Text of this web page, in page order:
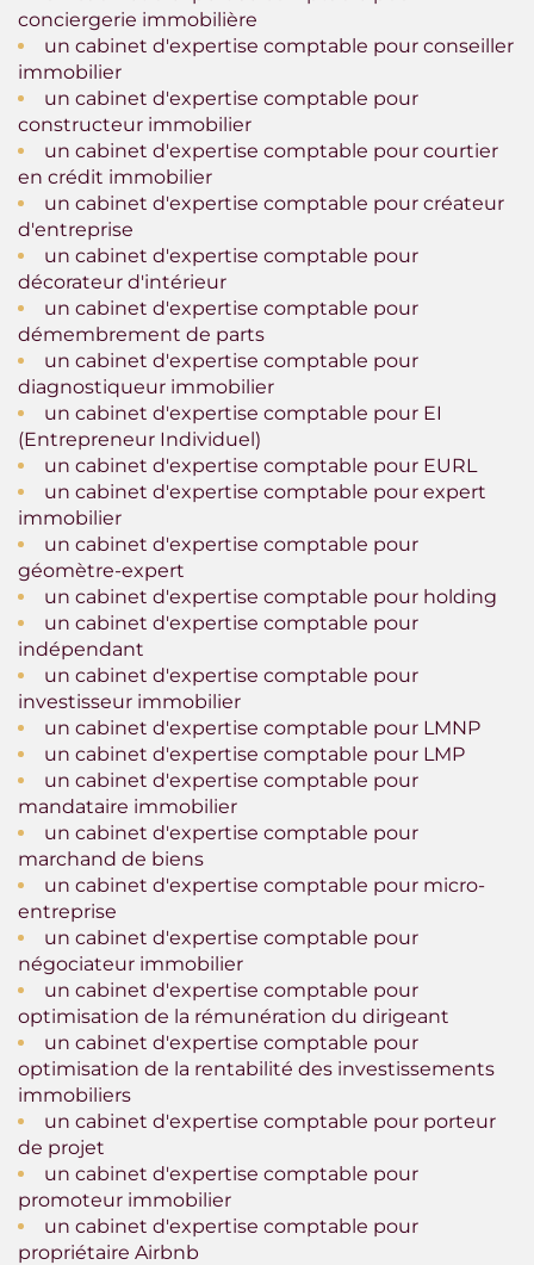
conciergerie immobilière
un cabinet d'expertise comptable pour conseiller
immobilier
un cabinet d'expertise comptable pour
constructeur immobilier
un cabinet d'expertise comptable pour courtier
en crédit immobilier
un cabinet d'expertise comptable pour créateur
d'entreprise
un cabinet d'expertise comptable pour
décorateur d'intérieur
un cabinet d'expertise comptable pour
démembrement de parts
un cabinet d'expertise comptable pour
diagnostiqueur immobilier
un cabinet d'expertise comptable pour EI
(Entrepreneur Individuel)
un cabinet d'expertise comptable pour EURL
un cabinet d'expertise comptable pour expert
immobilier
un cabinet d'expertise comptable pour
géomètre-expert
un cabinet d'expertise comptable pour holding
un cabinet d'expertise comptable pour
indépendant
un cabinet d'expertise comptable pour
investisseur immobilier
un cabinet d'expertise comptable pour LMNP
un cabinet d'expertise comptable pour LMP
un cabinet d'expertise comptable pour
mandataire immobilier
un cabinet d'expertise comptable pour
marchand de biens
un cabinet d'expertise comptable pour micro-
entreprise
un cabinet d'expertise comptable pour
négociateur immobilier
un cabinet d'expertise comptable pour
optimisation de la rémunération du dirigeant
un cabinet d'expertise comptable pour
optimisation de la rentabilité des investissements
immobiliers
un cabinet d'expertise comptable pour porteur
de projet
un cabinet d'expertise comptable pour
promoteur immobilier
un cabinet d'expertise comptable pour
propriétaire Airbnb